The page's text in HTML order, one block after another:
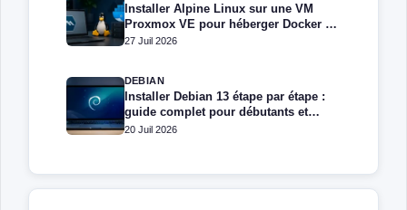
Installer Alpine Linux sur une VM
Proxmox VE pour héberger Docker et
Docker Compose
27 Juil 2026
DEBIAN
Installer Debian 13 étape par étape :
guide complet pour débutants et
administrateurs
20 Juil 2026